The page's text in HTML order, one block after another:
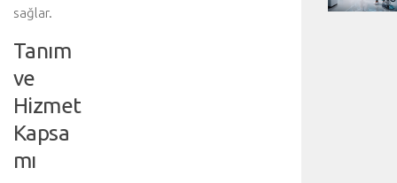
sağlar.
Tanım
ve
Hizmet
Kapsa
mı